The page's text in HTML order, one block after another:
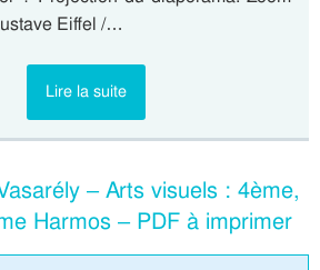
Eiffel /…
Lire la suite
– Arts visuels : 4ème,
Harmos – PDF à imprimer